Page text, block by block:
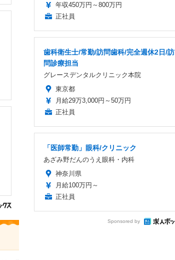
年収450万円～800万円
正社員
歯科衛生士/常勤/訪問歯科/完全週休2日/訪
問診療担当
グレースデンタルクリニック本院
東京都
月給29万3,000円～50万円
正社員
「医師常勤」眼科/クリニック
あざみ野だんのうえ眼科・内科
神奈川県
月給100万円～
正社員
Sponsored by